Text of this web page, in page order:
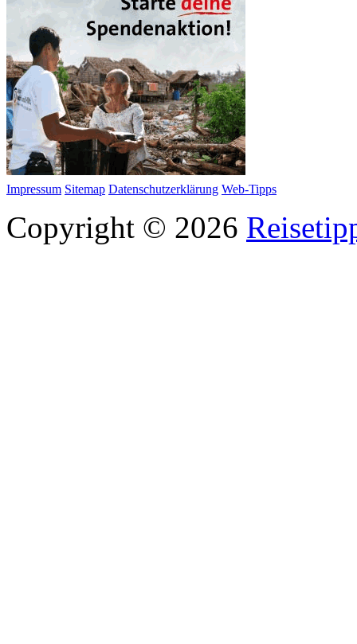
Impressum Sitemap Datenschutzerklärung Web-Tipps
Copyright © 2026